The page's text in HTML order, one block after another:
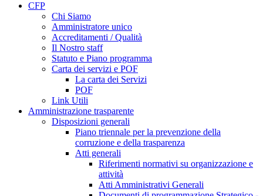
CFP
Chi Siamo
Amministratore unico
Accreditamenti / Qualità
Il Nostro staff
Statuto e Piano programma
Carta dei servizi e POF
La carta dei Servizi
POF
Link Utili
Amministrazione trasparente
Disposizioni generali
Piano triennale per la prevenzione della
corruzione e della trasparenza
Atti generali
Riferimenti normativi su organizzazione e
attività
Atti Amministrativi Generali